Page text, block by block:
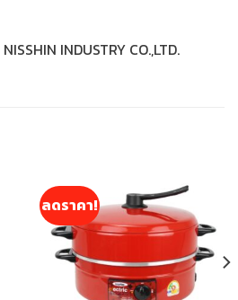
INDUSTRY CO.,LTD.
ลดราคา!